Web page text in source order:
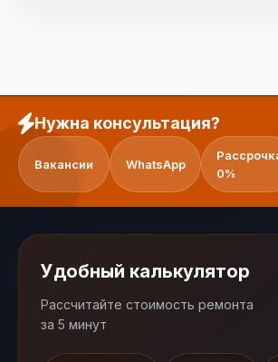
Нужна консультация?
Вакансии WhatsApp
0%
Удобный калькулятор
Рассчитайте стоимость ремонта
за 5 минут